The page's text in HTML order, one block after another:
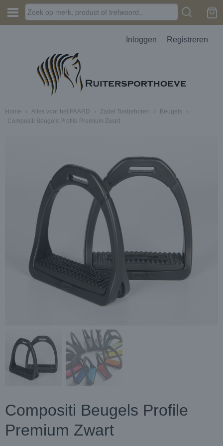
Inloggen Registreren
Home › Alles voor het PAARD › Zadel Toebehoren › Beugels
›
Compositi Beugels Profile Premium Zwart
Compositi Beugels Profile
Premium Zwart